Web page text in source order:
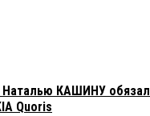
Наталью КАШИНУ
Quoris